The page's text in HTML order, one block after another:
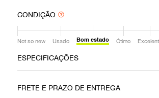
CONDIÇÃO
Not so new Usado Bom estado Ótimo
ESPECIFICAÇÕES
26082020 Seda
FRETE E PRAZO DE ENTREGA